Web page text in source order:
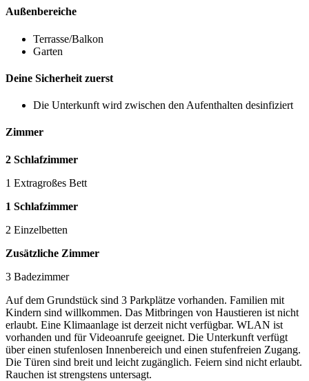
Außenbereiche
Terrasse/Balkon
Garten
Deine Sicherheit zuerst
Die Unterkunft wird zwischen den Aufenthalten desinfiziert
Zimmer
2 Schlafzimmer
1 Extragroßes Bett
1 Schlafzimmer
2 Einzelbetten
Zusätzliche Zimmer
3 Badezimmer
Auf dem Grundstück sind 3 Parkplätze vorhanden. Familien mit
Kindern sind willkommen. Das Mitbringen von Haustieren ist nicht
erlaubt. Eine Klimaanlage ist derzeit nicht verfügbar. WLAN ist
vorhanden und für Videoanrufe geeignet. Die Unterkunft verfügt
über einen stufenlosen Innenbereich und einen stufenfreien Zugang.
Die Türen sind breit und leicht zugänglich. Feiern sind nicht erlaubt.
Rauchen ist strengstens untersagt.